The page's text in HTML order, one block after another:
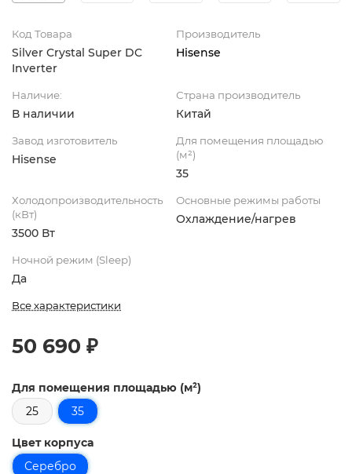
Код Товара
Silver Crystal Super DC
Inverter
Производитель
Hisense
Наличие:
В наличии
Страна производитель
Китай
Завод изготовитель
Hisense
Для помещения площадью
(м²)
35
Холодопроизводительность
(кВт)
3500 Вт
Основные режимы работы
Охлаждение/нагрев
Ночной режим (Sleep)
Да
Все характеристики
50 690 ₽
Для помещения площадью (м²)
25
35
Цвет корпуса
Серебро